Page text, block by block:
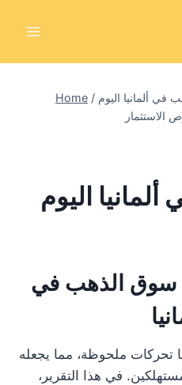
Home / في ألمانيا اليوم
اليوم
سوق الذهب في
تحركات ملحوظة، مما يجعله
في هذا التقرير،